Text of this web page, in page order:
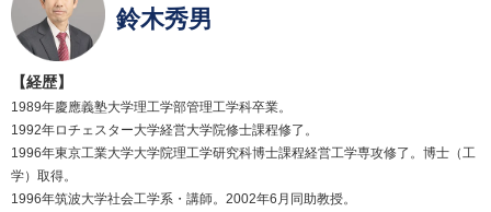
鈴木秀男
【経歴】
1989年慶應義塾大学理工学部管理工学科卒業。
1992年ロチェスター大学経営大学院修士課程修了。
1996年東京工業大学大学院理工学研究科博士課程経営工学専攻修了。博士（工
学）取得。
1996年筑波大学社会工学系・講師。2002年6月同助教授。